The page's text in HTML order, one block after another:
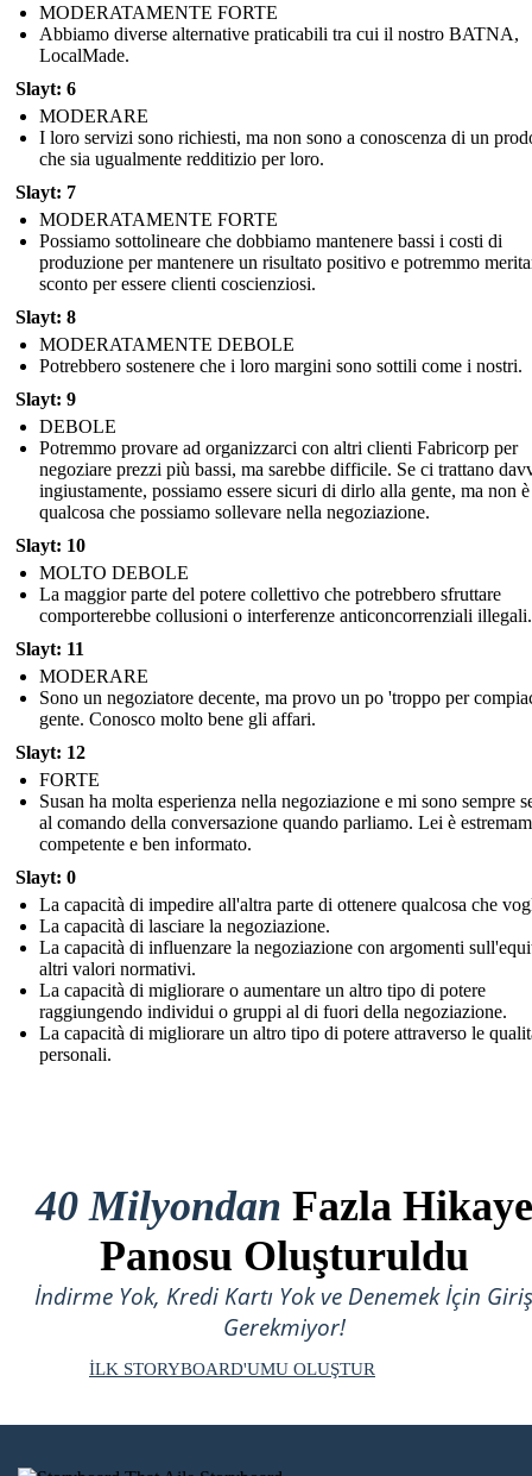
MODERATAMENTE FORTE
Abbiamo diverse alternative praticabili tra cui il nostro BATNA,
LocalMade.
Slayt: 6
MODERARE
I loro servizi sono richiesti, ma non sono a conoscenza di un
che sia ugualmente redditizio per loro.
Slayt: 7
MODERATAMENTE FORTE
Possiamo sottolineare che dobbiamo mantenere bassi i costi di
produzione per mantenere un risultato positivo e potremmo
sconto per essere clienti coscienziosi.
Slayt: 8
MODERATAMENTE DEBOLE
Potrebbero sostenere che i loro margini sono sottili come i nostri.
Slayt: 9
DEBOLE
Potremmo provare ad organizzarci con altri clienti Fabricorp per
negoziare prezzi più bassi, ma sarebbe difficile. Se ci trattano
ingiustamente, possiamo essere sicuri di dirlo alla gente, ma non è
qualcosa che possiamo sollevare nella negoziazione.
Slayt: 10
MOLTO DEBOLE
La maggior parte del potere collettivo che potrebbero sfruttare
comporterebbe collusioni o interferenze anticoncorrenziali illegali.
Slayt: 11
MODERARE
Sono un negoziatore decente, ma provo un po 'troppo per
gente. Conosco molto bene gli affari.
Slayt: 12
FORTE
Susan ha molta esperienza nella negoziazione e mi sono sempre
al comando della conversazione quando parliamo. Lei è
competente e ben informato.
Slayt: 0
La capacità di impedire all'altra parte di ottenere qualcosa che
La capacità di lasciare la negoziazione.
La capacità di influenzare la negoziazione con argomenti
altri valori normativi.
La capacità di migliorare o aumentare un altro tipo di potere
raggiungendo individui o gruppi al di fuori della negoziazione.
La capacità di migliorare un altro tipo di potere attraverso le
personali.
40 Milyondan Fazla Hikaye
Panosu Oluşturuldu
İndirme Yok, Kredi Kartı Yok ve Denemek İçin Giriş
Gerekmiyor!
İLK STORYBOARD'UMU OLUŞTUR